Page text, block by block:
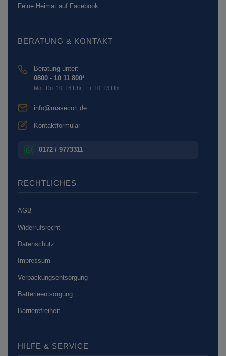
Feine Heimat auf Facebook
BERATUNG & KONTAKT
Beratung unter:
0800 - 10 11 800¹
Mo.–Do. 10–16 Uhr | Fr. 10–13 Uhr
info@masecori.de
Kontaktformular
0172 / 9773311
RECHTLICHES
AGB
Widerrufsrecht
Datenschutz
Impressum
Verpackungsentsorgung
Batterieentsorgung
Barrierefreiheit
HILFE & SERVICE